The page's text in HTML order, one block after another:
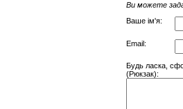
Ви можете
Ваше ім'я:
Email:
Будь ласка,
(Рюкзак):